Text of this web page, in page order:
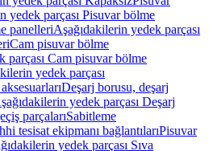
yedek parçası Pisuvar bölme
panelleriAşağıdakilerin yedek parçası
Cam pisuvar bölme
parçası Cam pisuvar bölme
yedek parçası
Deşarj borusu, deşarj
yedek parçası Deşarj
parçalarıSabitleme
tesisat ekipmanı bağlantılarıPisuvar
yedek parçası Sıva